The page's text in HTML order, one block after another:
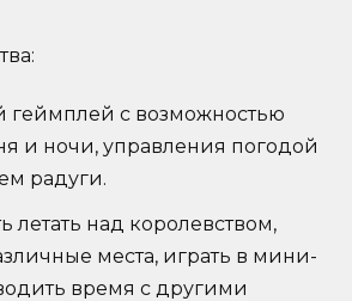
геймплей с возможностью
и ночи, управления погодой
радуги.
летать над королевством,
места, играть в мини-
время с другими